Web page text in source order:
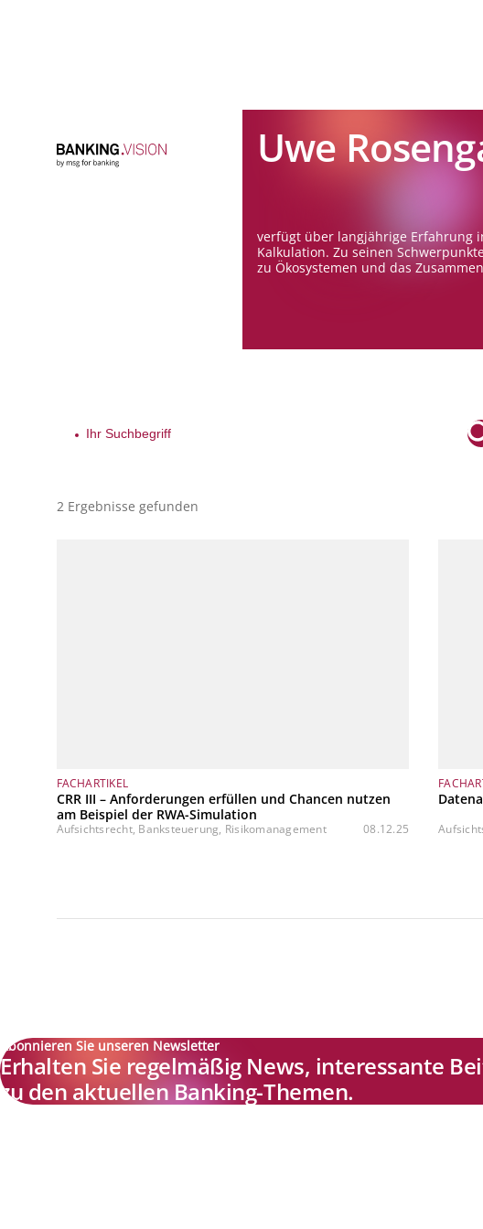
Uwe
verfügt über langjährige Erfahrung
Kalkulation. Zu seinen
zu Ökosystemen und das
2 Ergebnisse gefunden
FACHARTIKEL
CRR III – Anforderungen erfüllen und Chancen nutzen
am Beispiel der RWA-Simulation
Aufsichtsrecht, Banksteuerung, Risikomanagement 08.12.25
Abonnieren Sie unseren Newsletter
Erhalten Sie regelmäßig News, interessante
zu den aktuellen Banking-Themen.